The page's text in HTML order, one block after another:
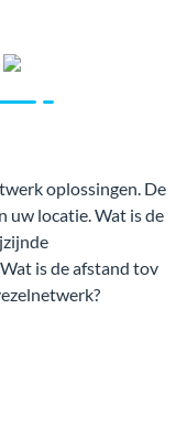
oplossingen. De
uw locatie. Wat is de
is de afstand tov